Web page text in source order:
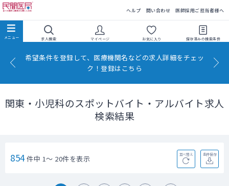
ヘルプ 問い合わせ 医師採用ご担当者様へ
求人検索 マイページ お気に入り 保存済みの検索条件
希望条件を登録して、医療機関名などの求人詳細をチェッ
ク！登録はこちら
関東・小児科のスポットバイト・アルバイト求人
検索結果
854件中 1～ 20件を表示 並べ替え 条件保存